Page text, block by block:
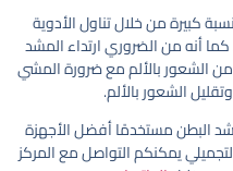
كبيرة من خلال تناول الأدوية
أنه من الضروري ارتداء المشد
الشعور بالألم مع ضرورة المشي
الشعور بالألم.
البطنمستخدمًا أفضل الأجهزة
يمكنكم التواصل مع المركز